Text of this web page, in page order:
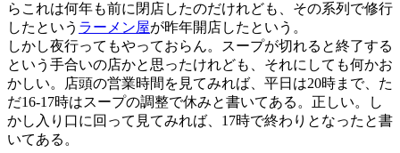
らこれは何年も前に閉店したのだけれども、その系列で修行
したという ラーメン屋が昨年開店したという。
しかし夜行ってもやっておらん。スープが切れると終了する
という手合いの店かと思ったけれども、それにしても何かお
かしい。店頭の営業時間を見てみれば、平日は20時まで、た
だ16-17時はスープの調整で休みと書いてある。正しい。し
かし入り口に回って見てみれば、17時で終わりとなったと書
いてある。